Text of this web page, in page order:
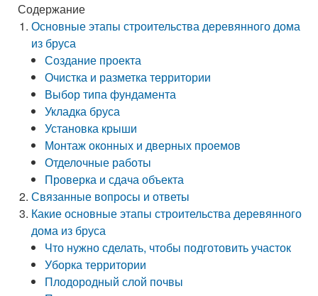
Содержание
Основные этапы строительства деревянного дома
из бруса
Создание проекта
Очистка и разметка территории
Выбор типа фундамента
Укладка бруса
Установка крыши
Монтаж оконных и дверных проемов
Отделочные работы
Проверка и сдача объекта
Связанные вопросы и ответы
Какие основные этапы строительства деревянного
дома из бруса
Что нужно сделать, чтобы подготовить участок
Уборка территории
Плодородный слой почвы